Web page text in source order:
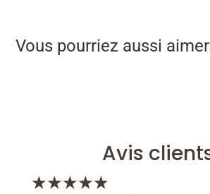
Vous pourriez aussi
Avis
★★★★★